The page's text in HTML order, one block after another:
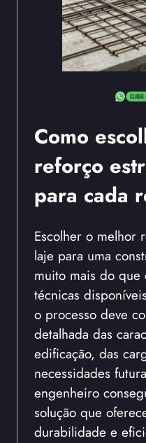
Como
reforço
para cada
Escolher o melhor
laje para uma
muito mais do
técnicas
o processo deve
detalhada das
edificação, das
necessidades
engenheiro
solução que
durabilidade e